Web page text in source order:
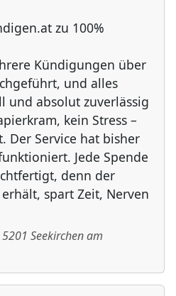
zu 100%
Kündigungen über
und alles
und absolut zuverlässig
kein Stress –
Der Service hat bisher
Jede Spende
denn der
spart Zeit, Nerven
5201 Seekirchen am